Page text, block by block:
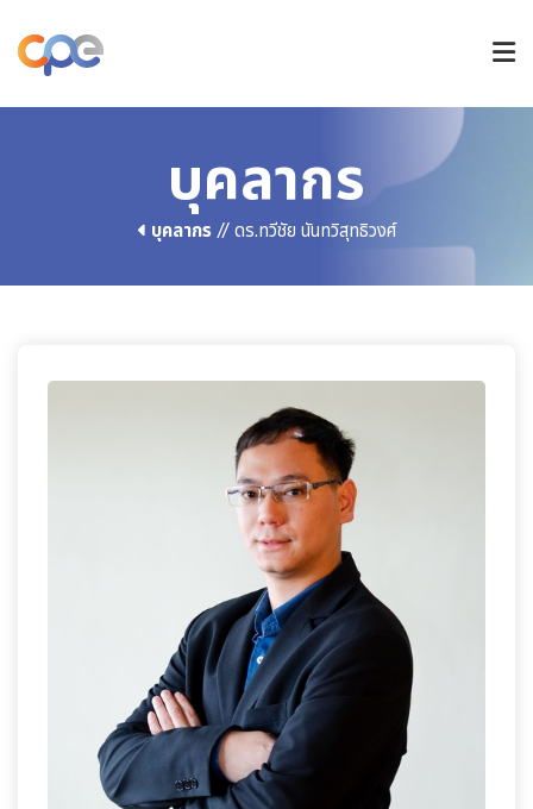
หลักสูตรบัณฑิตศึกษา
บุคลากร
บุคลากร// ดร.ทวีชัย นันทวิสุทธิวงศ์